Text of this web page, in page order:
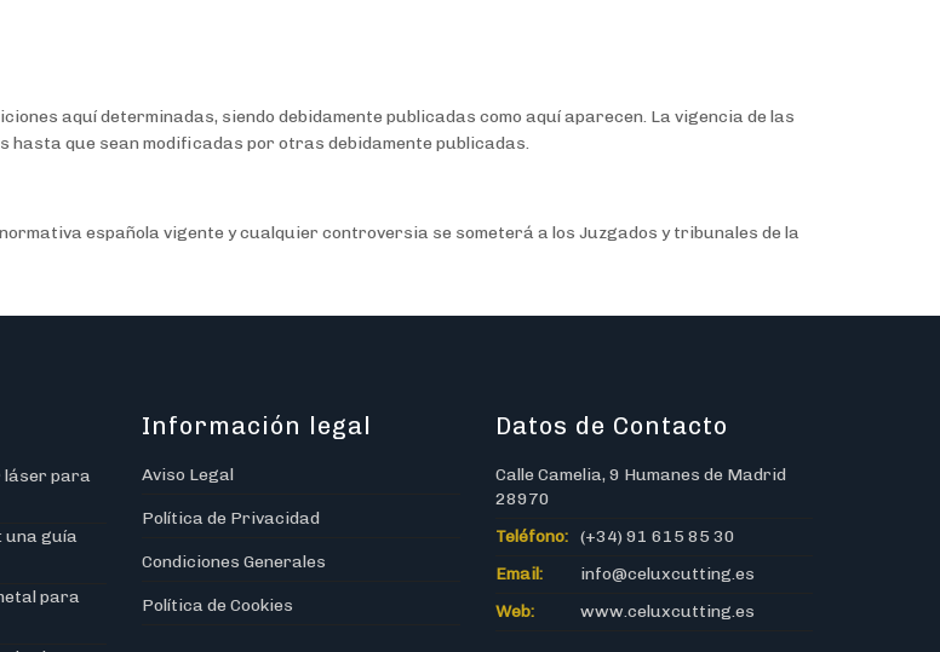
aquí determinadas, siendo debidamente publicadas como aquí aparecen. La vigencia de las
que sean modificadas por otras debidamente publicadas.
española vigente y cualquier controversia se someterá a los Juzgados y tribunales de la
láser para
una guía
para
Información legal
Aviso Legal
Política de Privacidad
Condiciones Generales
Política de Cookies
Datos de Contacto
Calle Camelia, 9 Humanes de Madrid
28970
Teléfono:
(+34) 91 615 85 30
Email:
info@celuxcutting.es
Web:
www.celuxcutting.es